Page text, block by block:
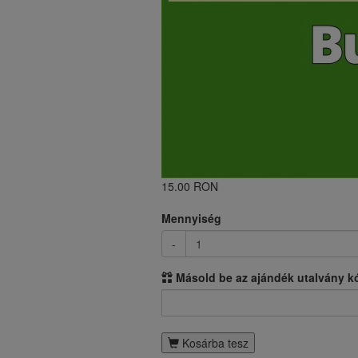
15.00 RON
Mennyiség
-
Másold be az ajándék utalvány
Kosárba tesz